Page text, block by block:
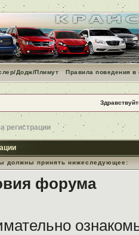
Додж/Плимут Правила поведения
регистрации
должны принять нижеследующее:
форума